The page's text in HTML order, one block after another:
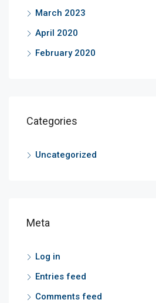
March 2023
April 2020
February 2020
Categories
Uncategorized
Meta
Log in
Entries feed
Comments feed